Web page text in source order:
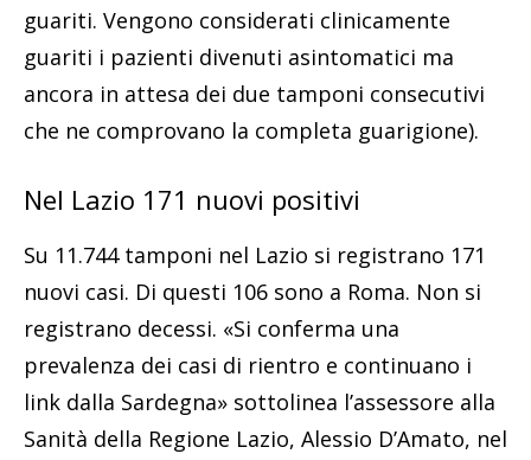
guariti. Vengono considerati clinicamente
guariti i pazienti divenuti asintomatici ma
ancora in attesa dei due tamponi consecutivi
che ne comprovano la completa guarigione).
Nel Lazio 171 nuovi positivi
Su 11.744 tamponi nel Lazio si registrano 171
nuovi casi. Di questi 106 sono a Roma. Non si
registrano decessi. «Si conferma una
prevalenza dei casi di rientro e continuano i
link dalla Sardegna» sottolinea l’assessore alla
Sanità della Regione Lazio, Alessio D’Amato, nel